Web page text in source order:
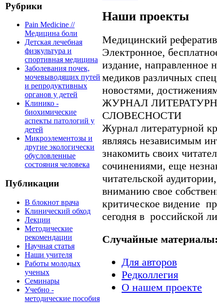
Рубрики
Pain Medicine //
Медицина боли
Детская лечебная
физкультура и
спортивная медицина
Заболевания почек,
мочевыводящих путей
и репродуктивных
органов у детей
Клинико -
биохимические
аспекты патологий у
детей
Микроэлементозы и
другие экологически
обусловленные
состояния человека
Публикации
В блокнот врача
Клинический обход
Лекции
Методические
рекомендации
Научная статья
Наши учителя
Работы молодых
ученых
Семинары
Учебно -
методические пособия
Наши проекты
Медицинский
Электронное,
издание, направленное
медиков различных
новостями,
ЖУРНАЛ
СЛОВЕСНОСТИ
Журнал литературной
являясь независимым
знакомить своих
сочинениями, еще
читательской
вниманию свое
критическое видение
сегодня в российской
Случайные
Для авторов
Редколлегия
О нашем проекте